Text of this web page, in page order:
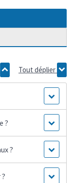
Tout déplier
?
?